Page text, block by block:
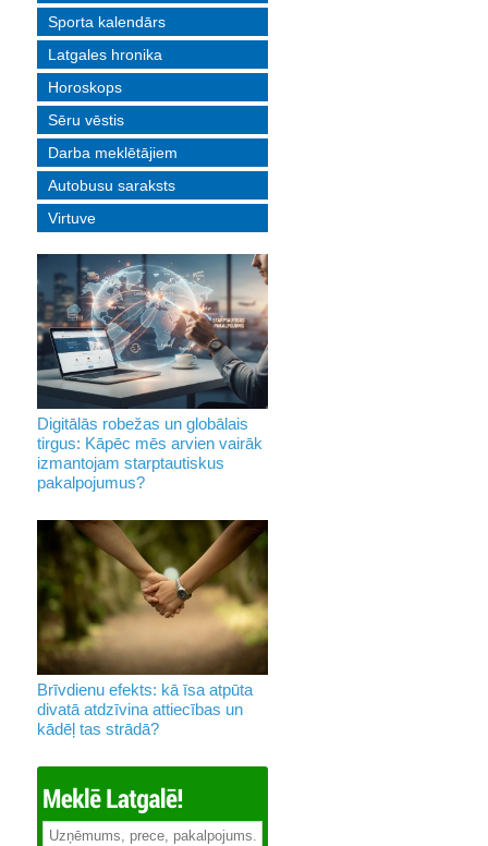
Sporta kalendārs
Latgales hronika
Horoskops
Sēru vēstis
Darba meklētājiem
Autobusu saraksts
Virtuve
Digitālās robežas un globālais
tirgus: Kāpēc mēs arvien vairāk
izmantojam starptautiskus
pakalpojumus?
Brīvdienu efekts: kā īsa atpūta
divatā atdzīvina attiecības un
kādēļ tas strādā?